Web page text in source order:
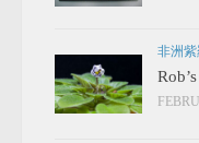
非洲